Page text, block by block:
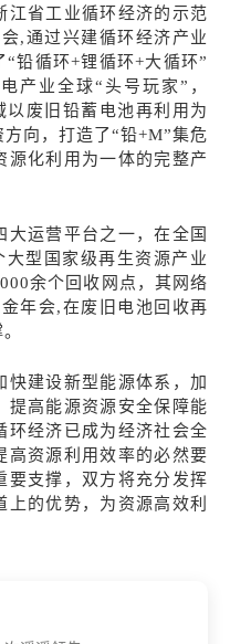
江省工业循环经济的示范
,通过兴建循环经济产业
铅循环+锂循环+大循环”
产业全球“头号玩家”，
废旧铅蓄电池再利用为
向，打造了“铅+M”集危
源化利用为一体的完整产
大运营平台之一，在全国
型国家级再生资源产业
余个回收网点，其网络
年会,在废旧电池回收再
快建设新型能源体系，加
提高能源资源安全保障能
环经济已成为经济社会全
高资源利用效率的必然要
要支撑，双方将充分发挥
的优势，为资源高效利